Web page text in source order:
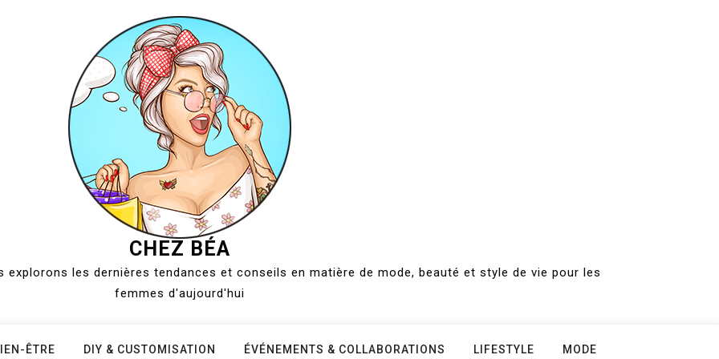
CHEZ BÉA
explorons les dernières tendances et conseils en matière de mode, beauté et style de vie pour les
femmes d'aujourd'hui
ÊTRE DIY & CUSTOMISATION ÉVÉNEMENTS & COLLABORATIONS LIFESTYLE MODE